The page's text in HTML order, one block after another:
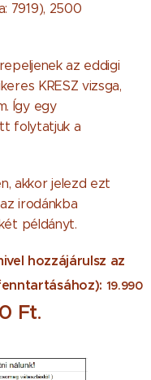
7919), 2500
az eddigi
KRESZ vizsga,
Így egy
folytatjuk a
akkor jelezd ezt
irodánkba
példányt.
hozzájárulsz az
19.990
0 Ft.